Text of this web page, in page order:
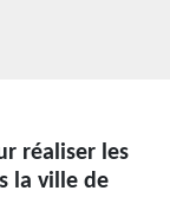
réaliser les
la ville de